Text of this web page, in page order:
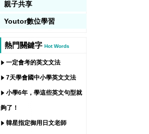
親子共享
Youtor數位學習
熱門關鍵字 Hot Words
一定會考的英文文法
7天學會國中小學英文文法
小學6年，學這些英文句型就
夠了！
韓星指定御用日文老師